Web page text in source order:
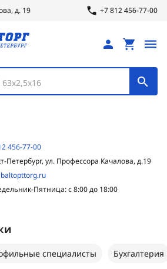
д. 19 +7 812 456-77-00
456-77-00
Петербург, ул. Профессора Качалова, д.19
Пятница: с 8:00 до 18:00
специалисты Бухгалтерия